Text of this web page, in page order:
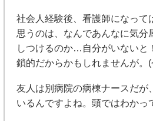
社会人経験後、看護師になっ
思うのは、なんであんなに気分
しつけるのか…自分がいないと
鎖的だからかもしれませんが。
友人は別病院の病棟ナースだが
いるんですよね。頭ではわかっ